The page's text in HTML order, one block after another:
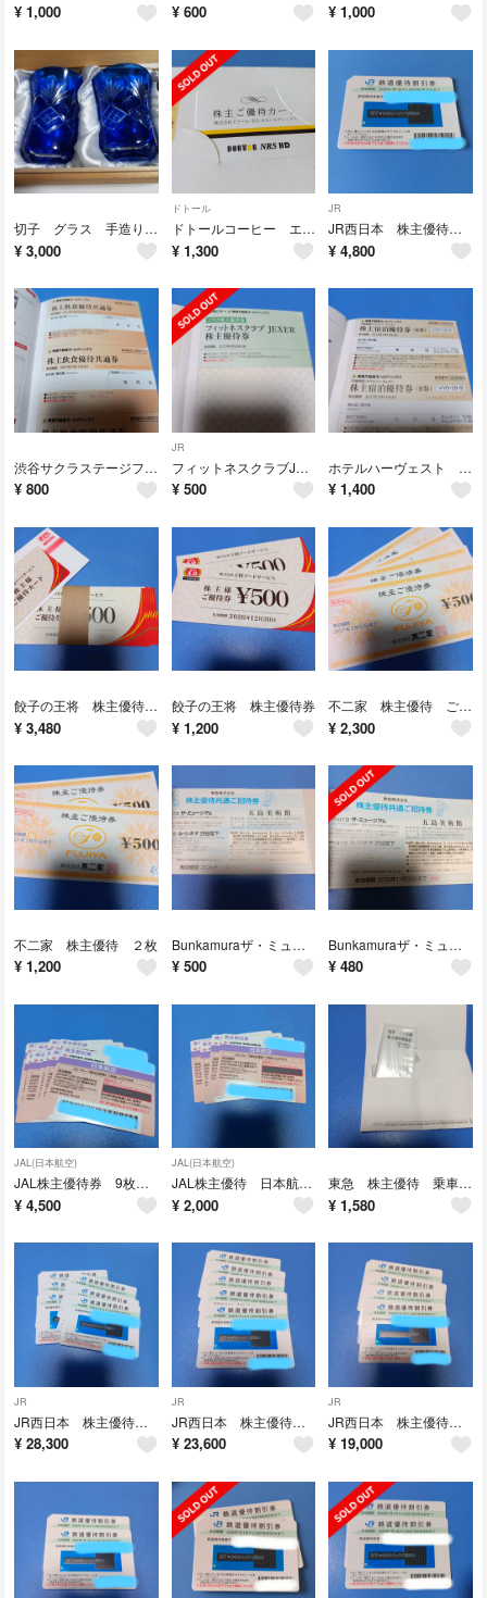
¥ 1,000 ¥ 600 ¥ 1,000
切子 グラス 手造り 藍かすり
¥ 3,000
ドトール
ドトールコーヒー エクセルシオール株主優待券
¥ 1,300
JR
JR西日本 株主優待 ご優待券
¥ 4,800
渋谷サクラステージフォレストゲート代官山飲食割引券代々木公園BeStage
¥ 800
JR
フィットネスクラブJEXER JR東日本 東急不動産 株主優待
¥ 500
ホテルハーヴェスト 株主優待券東急不動産
¥ 1,400
餃子の王将 株主優待 優待券 餃子カード
¥ 3,480
餃子の王将 株主優待券
¥ 1,200
不二家 株主優待 ご優待券
¥ 2,300
不二家 株主優待 ２枚
¥ 1,200
Bunkamuraザ・ミュージアム ご招待券 ２枚
¥ 500
Bunkamuraザ・ミュージアム ２枚 ご招待券
¥ 480
JAL(日本航空)
JAL株主優待券 9枚 割引券
¥ 4,500
JAL(日本航空)
JAL株主優待 日本航空 4枚
¥ 2,000
東急 株主優待 乗車証 乗車券 5枚
¥ 1,580
JR
JR西日本 株主優待券 6枚
¥ 28,300
JR
JR西日本 株主優待券 5枚 割引券
¥ 23,600
JR
JR西日本 株主優待券4枚
¥ 19,000